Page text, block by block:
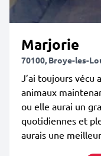
Marjorie
70100, Broye-les-
J’ai toujours vécu
animaux
ou elle aurai un
quotidiennes et
aurais une